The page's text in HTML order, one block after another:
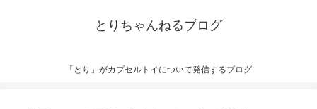
とりちゃんねるブログ
「とり」がカプセルトイについて発信するブログ